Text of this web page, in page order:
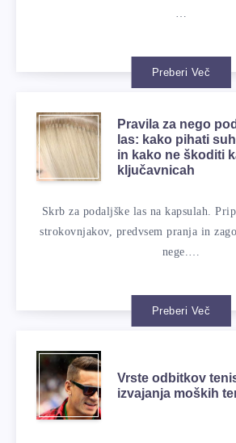
…
Preberi Več
Pravila za nego
las: kako pihati
in kako ne škoditi
ključavnicah
Skrb za podaljške las na kapsulah.
strokovnjakov, predvsem pranja in
nege.…
Preberi Več
Vrste odbitkov
izvajanja moških